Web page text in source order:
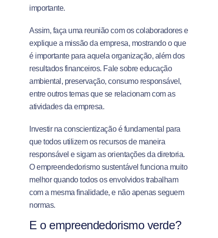
importante.
Assim, faça uma reunião com os colaboradores e
explique a missão da empresa, mostrando o que
é importante para aquela organização, além dos
resultados financeiros. Fale sobre educação
ambiental, preservação, consumo responsável,
entre outros temas que se relacionam com as
atividades da empresa.
Investir na conscientização é fundamental para
que todos utilizem os recursos de maneira
responsável e sigam as orientações da diretoria.
O empreendedorismo sustentável funciona muito
melhor quando todos os envolvidos trabalham
com a mesma finalidade, e não apenas seguem
normas.
E o empreendedorismo verde?